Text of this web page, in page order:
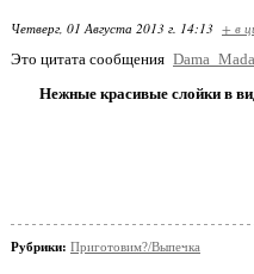
Четверг, 01 Августа 2013 г. 14:13 + в
Это цитата сообщения
Нежные красивые слойки в
Рубрики: Приготовим?/Выпечка